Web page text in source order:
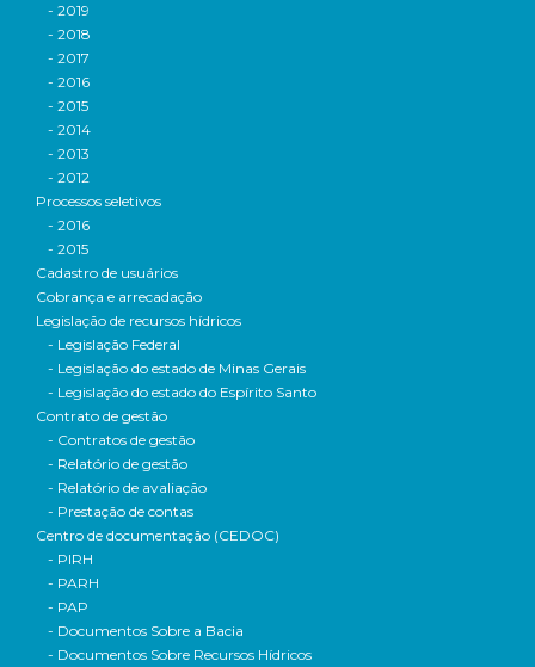
- 2019
- 2018
- 2017
- 2016
- 2015
- 2014
- 2013
- 2012
Processos seletivos
- 2016
- 2015
Cadastro de usuários
Cobrança e arrecadação
Legislação de recursos hídricos
- Legislação Federal
- Legislação do estado de Minas Gerais
- Legislação do estado do Espírito Santo
Contrato de gestão
- Contratos de gestão
- Relatório de gestão
- Relatório de avaliação
- Prestação de contas
Centro de documentação (CEDOC)
- PIRH
- PARH
- PAP
- Documentos Sobre a Bacia
- Documentos Sobre Recursos Hídricos